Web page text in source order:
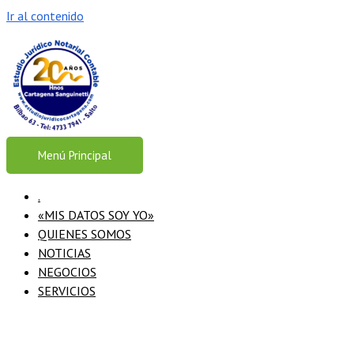
Ir al contenido
Menú Principal
.
«MIS DATOS SOY YO»
QUIENES SOMOS
NOTICIAS
NEGOCIOS
SERVICIOS